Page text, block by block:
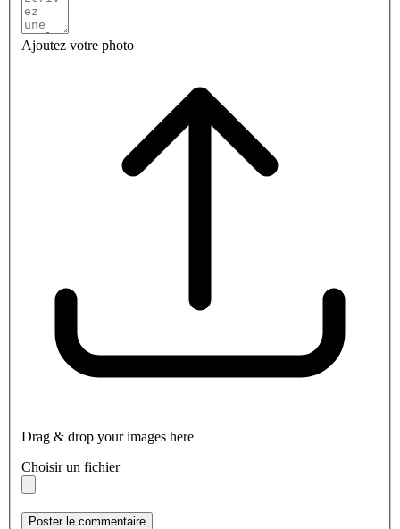
Ajoutez votre photo
Drag & drop your images here
Choisir un fichier
Poster le commentaire